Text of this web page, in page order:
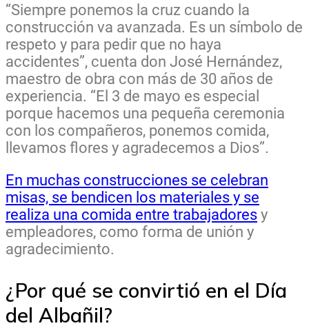
“Siempre ponemos la cruz cuando la
construcción va avanzada. Es un símbolo de
respeto y para pedir que no haya
accidentes”, cuenta don José Hernández,
maestro de obra con más de 30 años de
experiencia. “El 3 de mayo es especial
porque hacemos una pequeña ceremonia
con los compañeros, ponemos comida,
llevamos flores y agradecemos a Dios”.
En muchas construcciones se celebran
misas, se bendicen los materiales y se
realiza una comida entre trabajadores y
empleadores, como forma de unión y
agradecimiento.
¿Por qué se convirtió en el Día
del Albañil?